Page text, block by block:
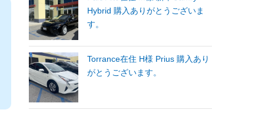
Hybrid 購入ありがとうございま
す。
Torrance在住 H様 Prius 購入あり
がとうございます。